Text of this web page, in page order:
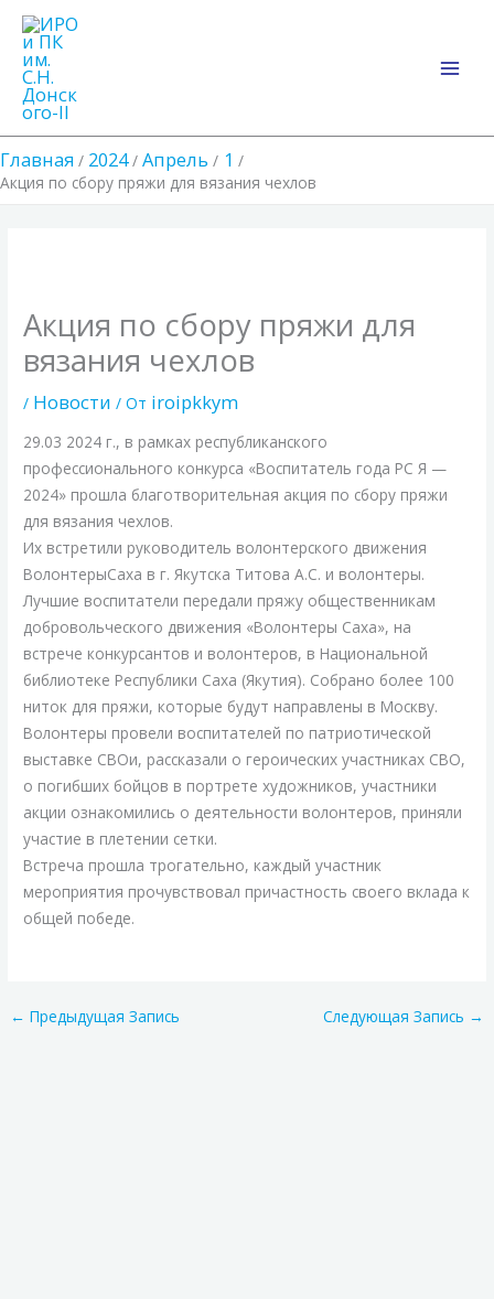
Перейти
содержимому
Главная 2024 Апрель 1
Акция по сбору пряжи для вязания чехлов
Акция по сбору пряжи для
вязания чехлов
/ Новости / От iroipkkym
29.03 2024 г., в рамках республиканского
профессионального конкурса «Воспитатель года РС Я —
2024» прошла благотворительная акция по сбору пряжи
для вязания чехлов.
Их встретили руководитель волонтерского движения
ВолонтерыСаха в г. Якутска Титова А.С. и волонтеры.
Лучшие воспитатели передали пряжу общественникам
добровольческого движения «Волонтеры Саха», на
встрече конкурсантов и волонтеров, в Национальной
библиотеке Республики Саха (Якутия). Собрано более 100
ниток для пряжи, которые будут направлены в Москву.
Волонтеры провели воспитателей по патриотической
выставке СВОи, рассказали о героических участниках СВО,
о погибших бойцов в портрете художников, участники
акции ознакомились о деятельности волонтеров, приняли
участие в плетении сетки.
Встреча прошла трогательно, каждый участник
мероприятия прочувствовал причастность своего вклада к
общей победе.
← Предыдущая Запись Следующая Запись →